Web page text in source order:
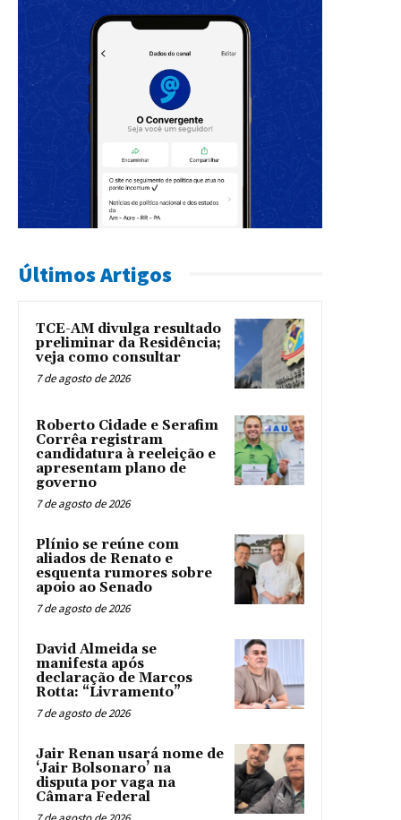
Últimos Artigos
TCE-AM divulga resultado
preliminar da Residência;
veja como consultar
7 de agosto de 2026
Roberto Cidade e Serafim
Corrêa registram
candidatura à reeleição e
apresentam plano de
governo
7 de agosto de 2026
Plínio se reúne com
aliados de Renato e
esquenta rumores sobre
apoio ao Senado
7 de agosto de 2026
David Almeida se
manifesta após
declaração de Marcos
Rotta: “Livramento”
7 de agosto de 2026
Jair Renan usará nome de
‘Jair Bolsonaro’ na
disputa por vaga na
Câmara Federal